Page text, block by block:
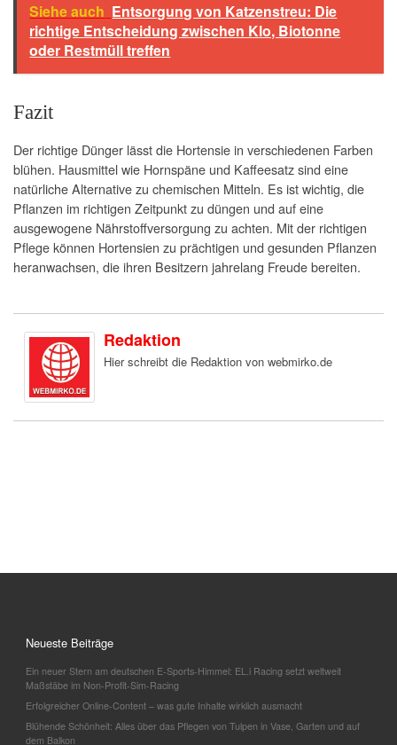
Siehe auch Entsorgung von Katzenstreu: Die
richtige Entscheidung zwischen Klo, Biotonne
oder Restmüll treffen
Fazit
Der richtige Dünger lässt die Hortensie in verschiedenen Farben
blühen. Hausmittel wie Hornspäne und Kaffeesatz sind eine
natürliche Alternative zu chemischen Mitteln. Es ist wichtig, die
Pflanzen im richtigen Zeitpunkt zu düngen und auf eine
ausgewogene Nährstoffversorgung zu achten. Mit der richtigen
Pflege können Hortensien zu prächtigen und gesunden Pflanzen
heranwachsen, die ihren Besitzern jahrelang Freude bereiten.
Redaktion
Hier schreibt die Redaktion von webmirko.de
Neueste Beiträge
Ein neuer Stern am deutschen E-Sports-Himmel: EL.i Racing setzt weltweit
Maßstäbe im Non-Profit-Sim-Racing
Erfolgreicher Online-Content – was gute Inhalte wirklich ausmacht
Blühende Schönheit: Alles über das Pflegen von Tulpen in Vase, Garten und auf
dem Balkon